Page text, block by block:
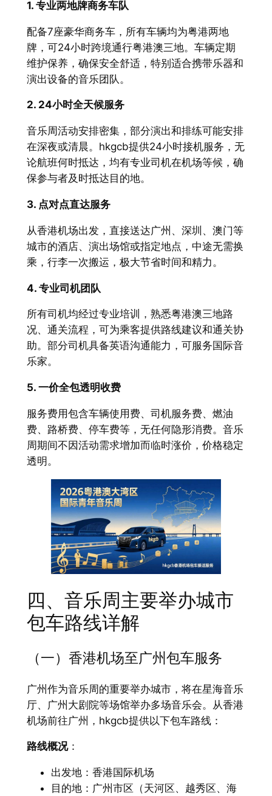
1. 专业两地牌商务车队
配备7座豪华商务车，所有车辆均为粤港两地
牌，可24小时跨境通行粤港澳三地。车辆定期
维护保养，确保安全舒适，特别适合携带乐器和
演出设备的音乐团队。
2. 24小时全天候服务
音乐周活动安排密集，部分演出和排练可能安排
在深夜或清晨。hkgcb提供24小时接机服务，无
论航班何时抵达，均有专业司机在机场等候，确
保参与者及时抵达目的地。
3. 点对点直达服务
从香港机场出发，直接送达广州、深圳、澳门等
城市的酒店、演出场馆或指定地点，中途无需换
乘，行李一次搬运，极大节省时间和精力。
4. 专业司机团队
所有司机均经过专业培训，熟悉粤港澳三地路
况、通关流程，可为乘客提供路线建议和通关协
助。部分司机具备英语沟通能力，可服务国际音
乐家。
5. 一价全包透明收费
服务费用包含车辆使用费、司机服务费、燃油
费、路桥费、停车费等，无任何隐形消费。音乐
周期间不因活动需求增加而临时涨价，价格稳定
透明。
四、音乐周主要举办城市
包车路线详解
（一）香港机场至广州包车服务
广州作为音乐周的重要举办城市，将在星海音乐
厅、广州大剧院等场馆举办多场音乐会。从香港
机场前往广州，hkgcb提供以下包车路线：
路线概况：
出发地：香港国际机场
目的地：广州市区（天河区、越秀区、海